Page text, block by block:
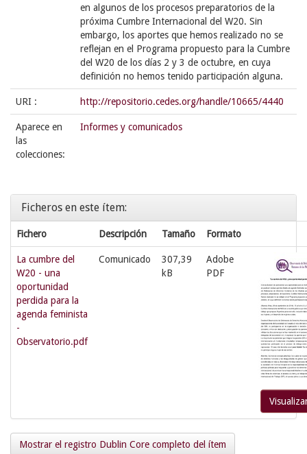
en algunos de los procesos preparatorios de la
próxima Cumbre Internacional del W20. Sin
embargo, los aportes que hemos realizado no se
reflejan en el Programa propuesto para la Cumbre
del W20 de los días 2 y 3 de octubre, en cuya
definición no hemos tenido participación alguna.
URI : http://repositorio.cedes.org/handle/10665/4440
Aparece en
las
colecciones:
Informes y comunicados
Ficheros en este ítem:
Fichero Descripción Tamaño Formato
La cumbre del
W20 - una
oportunidad
perdida para la
agenda feminista
-
Observatorio.pdf
Comunicado
307,39
kB
Adobe
PDF
Mostrar el registro Dublin Core completo del ítem